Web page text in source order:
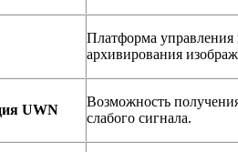
Платформа
архивирования
UWN
Возможность
слабого сигнала.